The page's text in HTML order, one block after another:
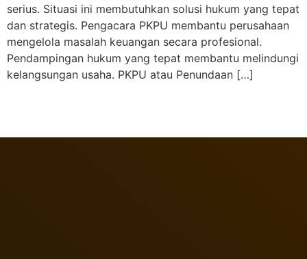
serius. Situasi ini membutuhkan solusi hukum yang tepat
dan strategis. Pengacara PKPU membantu perusahaan
mengelola masalah keuangan secara profesional.
Pendampingan hukum yang tepat membantu melindungi
kelangsungan usaha. PKPU atau Penundaan […]